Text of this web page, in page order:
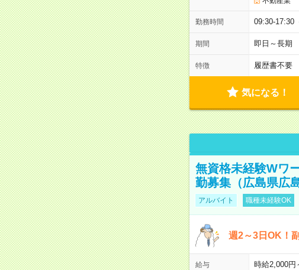
勤務時間 09:30-17:30
期間 即日～長期
特徴 履歴書不要
気になる！
無資格未経験Wワ
勤募集（広島県広
アルバイト 職種未経験OK
週2～3日OK！
給与
時給2,000円